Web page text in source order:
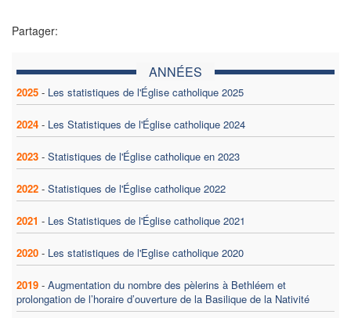
Partager:
ANNÉES
2025 - Les statistiques de l'Église catholique 2025
2024 - Les Statistiques de l'Église catholique 2024
2023 - Statistiques de l'Église catholique en 2023
2022 - Statistiques de l'Église catholique 2022
2021 - Les Statistiques de l'Église catholique 2021
2020 - Les statistiques de l'Eglise catholique 2020
2019 - Augmentation du nombre des pèlerins à Bethléem et
prolongation de l’horaire d’ouverture de la Basilique de la Nativité